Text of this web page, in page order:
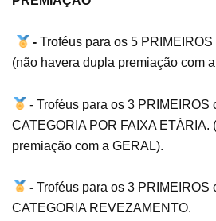
-Troféus para os 5
(não havera dupla premiação com
-Troféus para os 3 PRIMEIROS
CATEGORIA POR FAIXA ETÁRIA.
premiação com a GERAL).
-Troféus para os 3 PRIMEIROS
CATEGORIA REVEZAMENTO.